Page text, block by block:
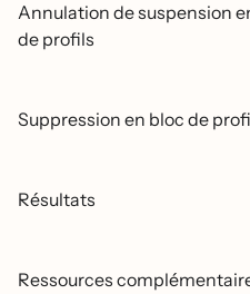
Annulation de suspension
de profils
Suppression en bloc de
Résultats
Ressources